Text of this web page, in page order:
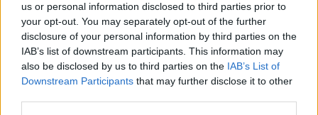
us or personal information disclosed to third parties prior to
your opt-out. You may separately opt-out of the further
disclosure of your personal information by third parties on the
IAB’s list of downstream participants. This information may
also be disclosed by us to third parties on the IAB’s List of
Downstream Participants that may further disclose it to other